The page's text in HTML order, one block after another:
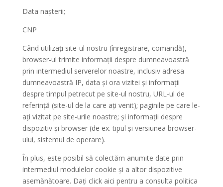
Data nașterii;
CNP
Când utilizați site-ul nostru (înregistrare, comandă),
browser-ul trimite informații despre dumneavoastră
prin intermediul serverelor noastre, inclusiv adresa
dumneavoastră IP, data și ora vizitei și informații
despre timpul petrecut pe site-ul nostru, URL-ul de
referință (site-ul de la care ați venit); paginile pe care le-
ați vizitat pe site-urile noastre; și informații despre
dispozitiv și browser (de ex. tipul și versiunea browser-
ului, sistemul de operare).
În plus, este posibil să colectăm anumite date prin
intermediul modulelor cookie și a altor dispozitive
asemănătoare. Dați click aici pentru a consulta politica